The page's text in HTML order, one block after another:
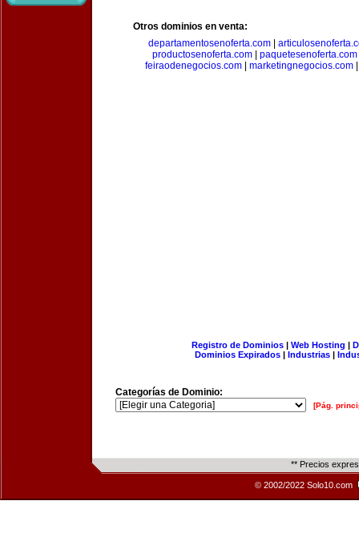
Otros dominios en venta:
departamentosenoferta.com
productosenoferta.com| paquetesenoferta.com
feiraodenegocios.com
marketingnegocios.com
Registro de Dominios| Web Hosting |
Dominios Expirados | Industrias |
Categorías de Dominio:
[Pág.
** Precios
© 2002/2022 Solo10.com